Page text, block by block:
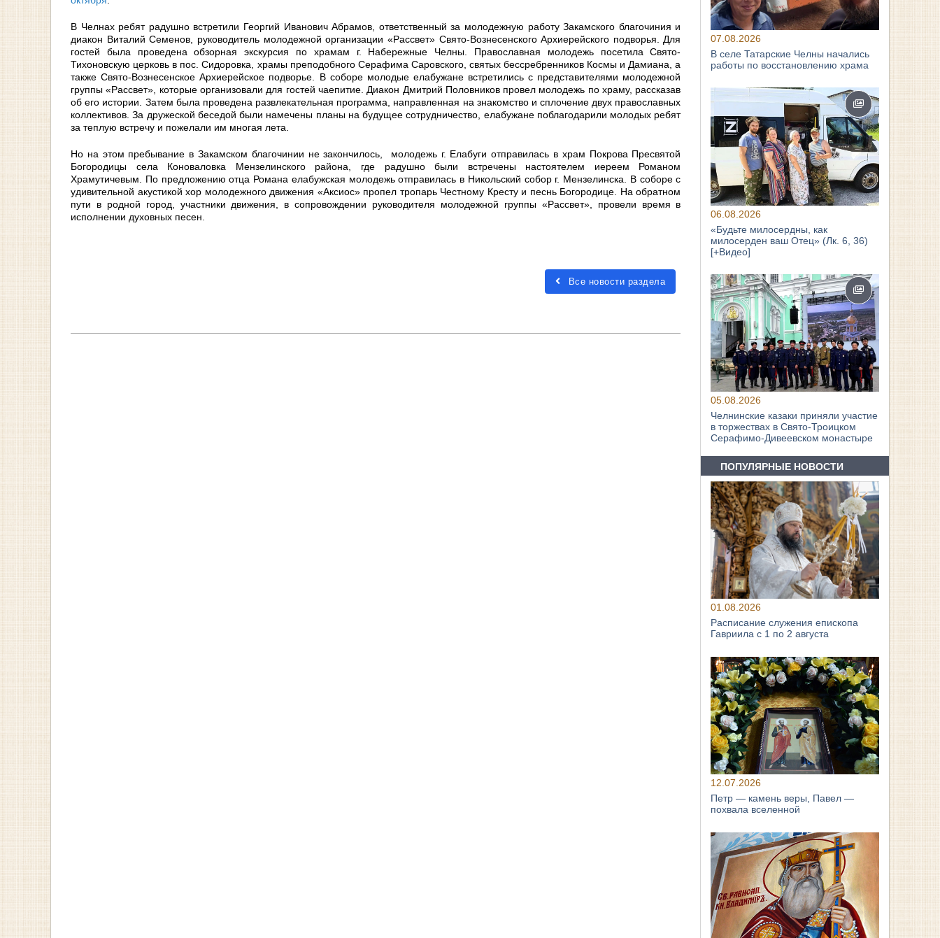
В Челнах ребят радушно встретили Георгий Иванович Абрамов, ответственный за молодежную работу Закамского благочиния и
диакон Виталий Семенов, руководитель молодежной организации «Рассвет» Свято-Вознесенского Архиерейского подворья. Для
гостей была проведена обзорная экскурсия по храмам г. Набережные Челны. Православная молодежь посетила Свято-
Тихоновскую церковь в пос. Сидоровка, храмы преподобного Серафима Саровского, святых бессребренников Космы и Дамиана, а
также Свято-Вознесенское Архиерейское подворье. В соборе молодые елабужане встретились с представителями молодежной
группы «Рассвет», которые организовали для гостей чаепитие. Диакон Дмитрий Половников провел молодежь по храму, рассказав
об его истории. Затем была проведена развлекательная программа, направленная на знакомство и сплочение двух православных
коллективов. За дружеской беседой были намечены планы на будущее сотрудничество, елабужане поблагодарили молодых ребят
за теплую встречу и пожелали им многая лета.
Но на этом пребывание в Закамском благочинии не закончилось, молодежь г. Елабуги отправилась в храм Покрова Пресвятой
Богородицы села Коноваловка Мензелинского района, где радушно были встречены настоятелем иереем Романом
Храмутичевым. По предложению отца Романа елабужская молодежь отправилась в Никольский собор г. Мензелинска. В соборе с
удивительной акустикой хор молодежного движения «Аксиос» пропел тропарь Честному Кресту и песнь Богородице. На обратном
пути в родной город, участники движения, в сопровождении руководителя молодежной группы «Рассвет», провели время в
исполнении духовных песен.
Все новости раздела
07.08.2026
В селе Татарские Челны начались
работы по восстановлению храма
06.08.2026
«Будьте милосердны, как
милосерден ваш Отец» (Лк. 6, 36)
[+Видео]
05.08.2026
Челнинские казаки приняли участие
в торжествах в Свято‑Троицком
Серафимо‑Дивеевском монастыре
ПОПУЛЯРНЫЕ НОВОСТИ
01.08.2026
Расписание служения епископа
Гавриила с 1 по 2 августа
12.07.2026
Петр — камень веры, Павел —
похвала вселенной